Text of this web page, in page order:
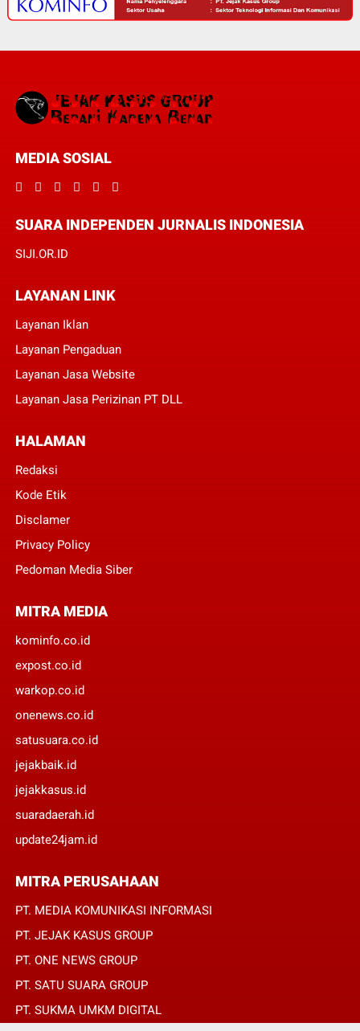
MEDIA SOSIAL
SUARA INDEPENDEN JURNALIS INDONESIA
SIJI.OR.ID
LAYANAN LINK
Layanan Iklan
Layanan Pengaduan
Layanan Jasa Website
Layanan Jasa Perizinan PT DLL
HALAMAN
Redaksi
Kode Etik
Disclamer
Privacy Policy
Pedoman Media Siber
MITRA MEDIA
kominfo.co.id
expost.co.id
warkop.co.id
onenews.co.id
satusuara.co.id
jejakbaik.id
jejakkasus.id
suaradaerah.id
update24jam.id
MITRA PERUSAHAAN
PT. MEDIA KOMUNIKASI INFORMASI
PT. JEJAK KASUS GROUP
PT. ONE NEWS GROUP
PT. SATU SUARA GROUP
PT. SUKMA UMKM DIGITAL